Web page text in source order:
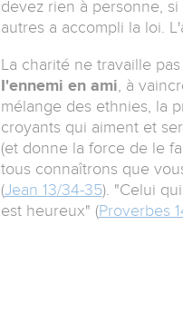
devez rien à personne,
autres a accompli la loi.
La charité ne travaille
I'ennemi en ami, à
mélange des ethnies, la
croyants qui aiment et
(et donne la force de le
tous connaîtrons que
(Jean 13/34-35). "Celui
est heureux" (Proverbes